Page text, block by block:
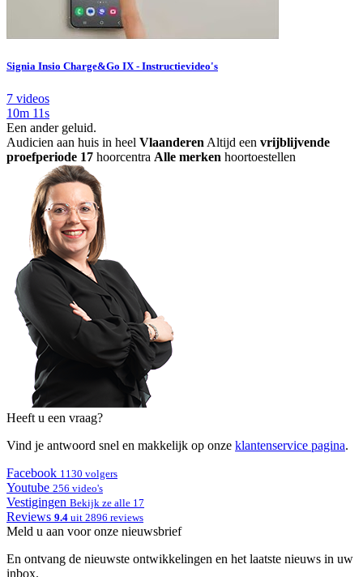
Signia Insio Charge&Go IX - Instructievideo's
7 videos
10m 11s
Een ander geluid.
Audicien aan huis in heel Vlaanderen Altijd een vrijblijvende
proefperiode 17 hoorcentra Alle merken hoortoestellen
Heeft u een vraag?
Vind je antwoord snel en makkelijk op onze klantenservice pagina.
Facebook 1130 volgers
Youtube 256 video's
Vestigingen Bekijk ze alle 17
Reviews 9.4 uit 2896 reviews
Meld u aan voor onze nieuwsbrief
En ontvang de nieuwste ontwikkelingen en het laatste nieuws in uw
inbox.